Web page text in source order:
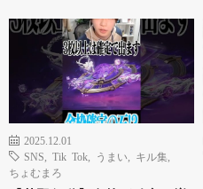
2025.12.01
SNS
Tik Tok うまい キル集
ちょむまろ